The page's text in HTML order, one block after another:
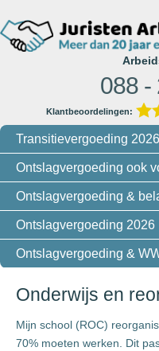
088 -
Klantbeoordelingen:
Transitievergoeding
Ontslagvergoeding ook
Ontslagvergoeding &
Ontslagvergoeding 2026
Ontslagvergoeding &
Onderwijs en
Mijn school (ROC)
70% moeten werken. Dit